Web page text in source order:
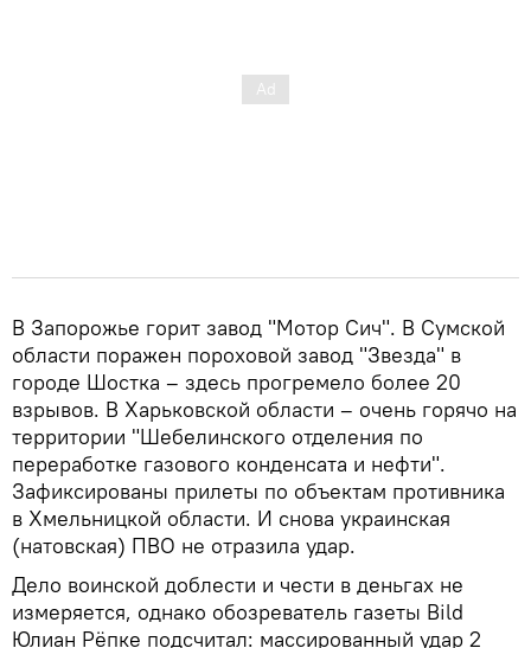
В Запорожье горит завод "Мотор Сич". В Сумской
области поражен пороховой завод "Звезда" в
городе Шостка – здесь прогремело более 20
взрывов. В Харьковской области – очень горячо на
территории "Шебелинского отделения по
переработке газового конденсата и нефти".
Зафиксированы прилеты по объектам противника
в Хмельницкой области. И снова украинская
(натовская) ПВО не отразила удар.
Дело воинской доблести и чести в деньгах не
измеряется, однако обозреватель газеты Bild
Юлиан Рёпке подсчитал: массированный удар 2